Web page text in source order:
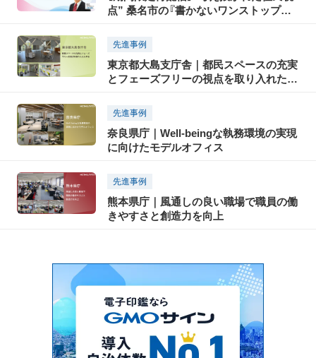
点” 桑名市の『書かないワンストップ窓
先進事例
東京都大島支庁舎｜都民スペースの充実
とフェーズフリーの視点を取り入れた庁
先進事例
奈良県庁｜Well-beingな執務環境の実現
に向けたモデルオフィス
先進事例
熊本県庁｜風通しの良い職場で職員の働
きやすさと創造力を向上